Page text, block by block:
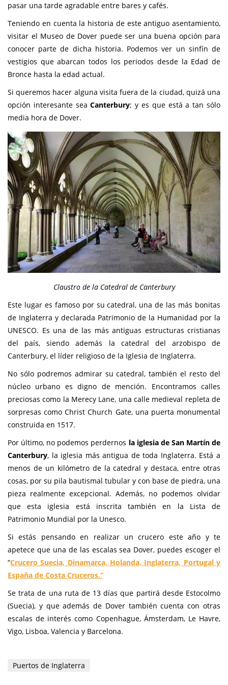
pasar una tarde agradable entre bares y cafés.
Teniendo en cuenta la historia de este antiguo asentamiento,
visitar el Museo de Dover puede ser una buena opción para
conocer parte de dicha historia. Podemos ver un sinfín de
vestigios que abarcan todos los periodos desde la Edad de
Bronce hasta la edad actual.
Si queremos hacer alguna visita fuera de la ciudad, quizá una
opción interesante seaCanterbury; y es que está a tan sólo
media hora de Dover.
Claustro de la Catedral de Canterbury
Este lugar es famoso por su catedral, una de las más bonitas
de Inglaterra y declarada Patrimonio de la Humanidad por la
UNESCO. Es una de las más antiguas estructuras cristianas
del país, siendo además la catedral del arzobispo de
Canterbury, el líder religioso de la Iglesia de Inglaterra.
No sólo podremos admirar su catedral, también el resto del
núcleo urbano es digno de mención. Encontramos calles
preciosas como la Merecy Lane, una calle medieval repleta de
sorpresas como Christ Church Gate, una puerta monumental
construida en 1517.
Por último, no podemos perdernos la iglesia de San Martín de
Canterbury, la iglesia más antigua de toda Inglaterra. Está a
menos de un kilómetro de la catedral y destaca, entre otras
cosas, por su pila bautismal tubular y con base de piedra, una
pieza realmente excepcional. Además, no podemos olvidar
que esta iglesia está inscrita también en la Lista de
Patrimonio Mundial por la Unesco.
Si estás pensando en realizar un crucero este año y te
apetece que una de las escalas sea Dover, puedes escoger el
“Crucero Suecia, Dinamarca, Holanda, Inglaterra, Portugal y
España de Costa Cruceros.”
Se trata de una ruta de 13 días que partirá desde Estocolmo
(Suecia), y que además de Dover también cuenta con otras
escalas de interés como Copenhague, Ámsterdam, Le Havre,
Vigo, Lisboa, Valencia y Barcelona.
Puertos de Inglaterra